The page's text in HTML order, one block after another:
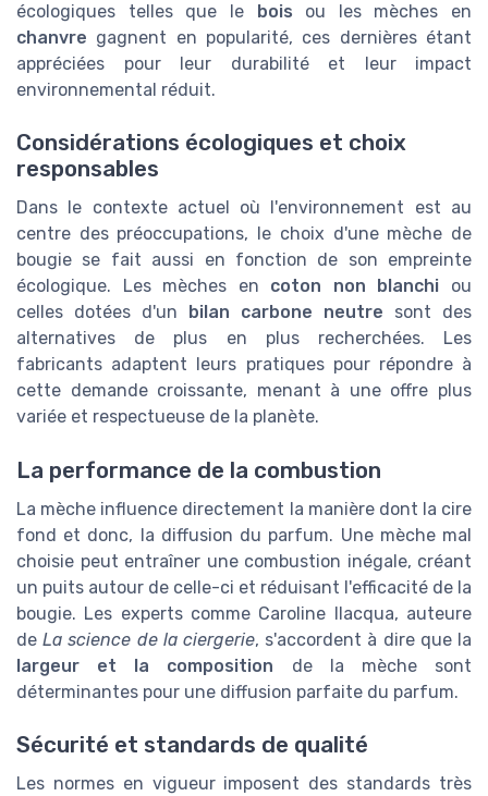
écologiques telles que le bois ou les mèches en
chanvre gagnent en popularité, ces dernières étant
appréciées pour leur durabilité et leur impact
environnemental réduit.
Considérations écologiques et choix
responsables
Dans le contexte actuel où l'environnement est au
centre des préoccupations, le choix d'une mèche de
bougie se fait aussi en fonction de son empreinte
écologique. Les mèches en coton non blanchi ou
celles dotées d'un
bilan carbone neutre sont des
alternatives de plus en plus recherchées. Les
fabricants adaptent leurs pratiques pour répondre à
cette demande croissante, menant à une offre plus
variée et respectueuse de la planète.
La performance de la combustion
La mèche influence directement la manière dont la cire
fond et donc, la diffusion du parfum. Une mèche mal
choisie peut entraîner une combustion inégale, créant
un puits autour de celle-ci et réduisant l'efficacité de la
bougie. Les experts comme Caroline Ilacqua, auteure
deLa science de la ciergerie, s'accordent à dire que la
largeur et la composition de la mèche sont
déterminantes pour une diffusion parfaite du parfum.
Sécurité et standards de qualité
Les normes en vigueur imposent des standards très